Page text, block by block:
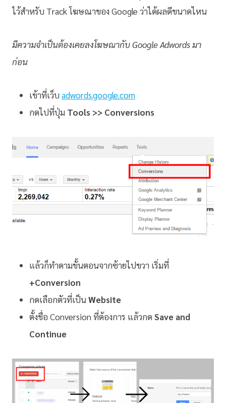
ไว้สำหรับ Track โฆษณาของ Google ว่าได้ผลดีขนาดไหน
มีความจำเป็นต้องเคยลงโฆษณากับ Google Adwords มา
ก่อน
เข้าที่เว็บ adwords.google.com
กดไปที่ปุ่ม Tools >> Conversions
แล้วก็ทำตามขั้นตอนจากซ้ายไปขวา เริ่มที่
+Conversion
กดเลือกตัวที่เป็น Website
ตั้งชื่อ Conversion ที่ต้องการ แล้วกด Save and
Continue